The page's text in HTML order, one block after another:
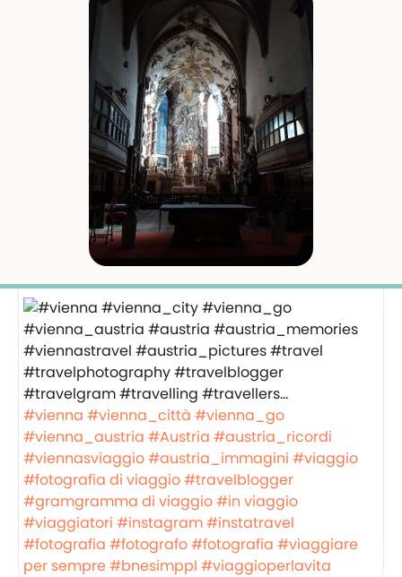
#vienna #vienna_città #vienna_go
#vienna_austria #Austria #austria_ricordi
#viennasviaggio#austria_immagini #viaggio
#fotografia di viaggio#travelblogger
#gramgramma di viaggio#in viaggio
#viaggiatori #instagram#instatravel
#fotografia #fotografo#fotografia #viaggiare
per sempre#bnesimppl #viaggioperlavita